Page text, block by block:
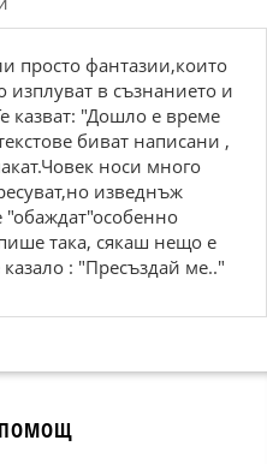
просто фантазии,които
изплуват в съзнанието и
казват: "Дошло е време
биват написани ,
носи много
изведнъж
"обаждат"особенно
така, сякаш нещо е
: "Пресъздай ме.."
ПОМОЩ